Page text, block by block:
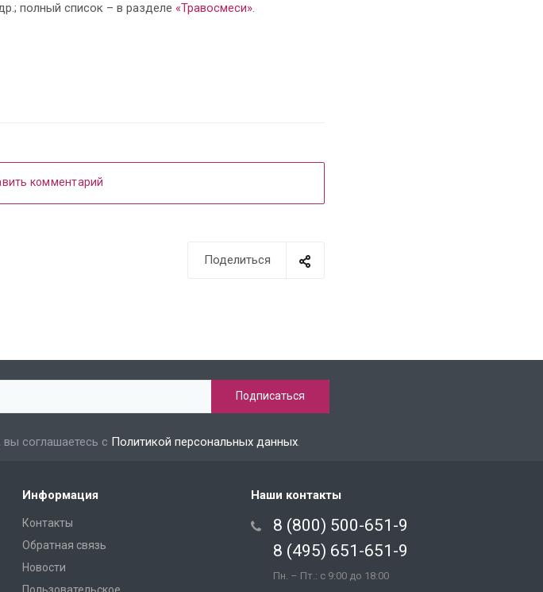
полный список – в разделе «Травосмеси».
комментарий
Поделиться
соглашаетесь с Политикой персональных данных.
Информация
Контакты
Обратная связь
Новости
Наши контакты
8 (800) 500-651-9
8 (495) 651-651-9
Пн. – Пт.: с 9:00 до 18:00